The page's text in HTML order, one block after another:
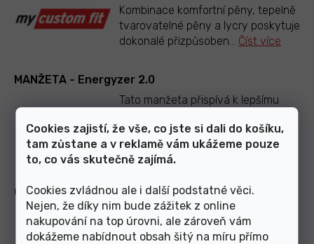
Cookies zajistí, že vše, co jste si dali do košíku,
tam zůstane a v reklamě vám ukážeme pouze
to, co vás skutečně zajímá.
Cookies zvládnou ale i další podstatné věci.
Nejen, že díky nim bude zážitek z online
nakupování na top úrovni, ale zároveň vám
dokážeme nabídnout obsah šitý na míru přímo
Kombinace komfortní pěny, tepelně
tvarovatelné pěny a lycry poskytuje
dokonalé přizpůsoben... Číst více
MANŽETA - Energyzer 2.0
Tato manžeta přispívá k lepšímu
tak k lepší rovnováze. ... Číst více
CHASSIS - Skating Flex
Kontrola a přenos sil s dobrou boční
stabilitou.